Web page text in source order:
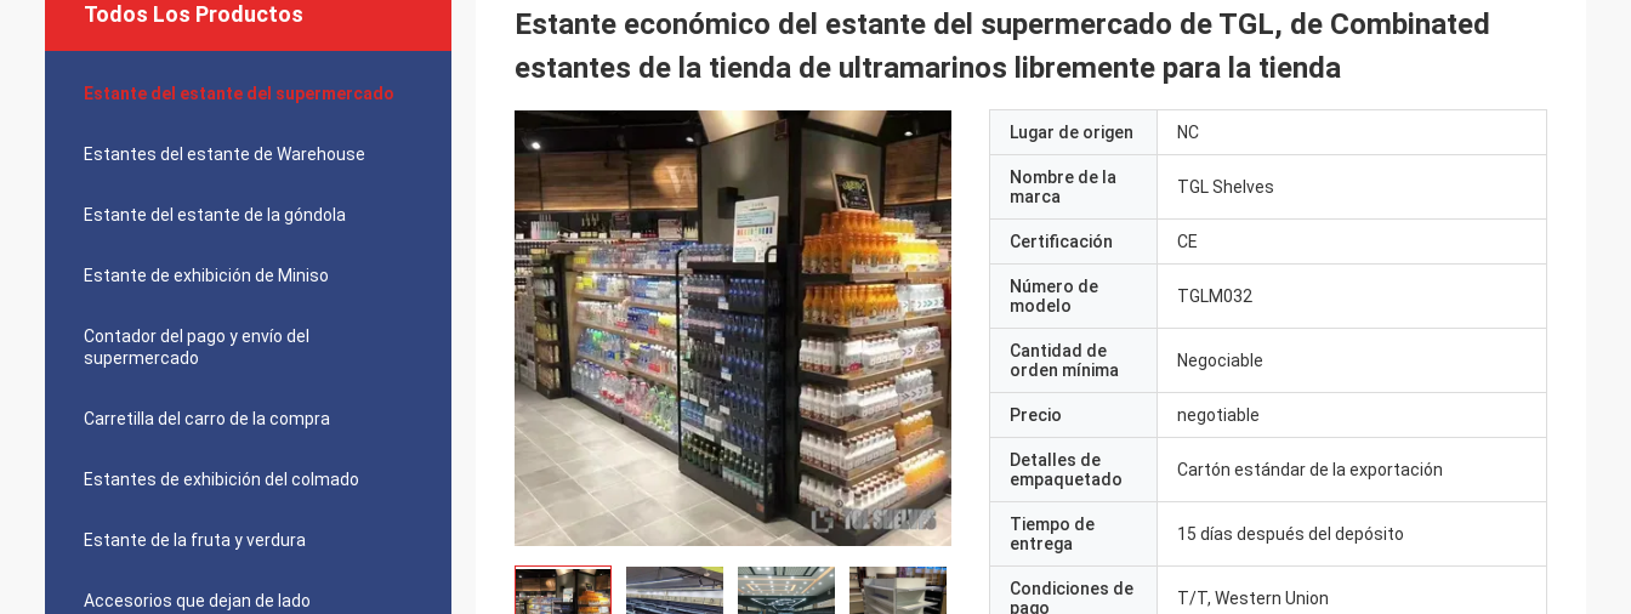
Todos Los Productos
Estante del estante del supermercado
Estantes del estante de Warehouse
Estante del estante de la góndola
Estante de exhibición de Miniso
Contador del pago y envío del
supermercado
Carretilla del carro de la compra
Estantes de exhibición del colmado
Estante de la fruta y verdura
Accesorios que dejan de lado
Estante económico del estante del supermercado de TGL, de Combinated
estantes de la tienda de ultramarinos libremente para la tienda
Lugar de origen NC
Nombre de la
marca
TGL Shelves
Certificación CE
Número de
modelo
TGLM032
Cantidad de
orden mínima
Negociable
Precio negotiable
Detalles de
empaquetado
Cartón estándar de la exportación
Tiempo de
entrega
15 días después del depósito
Condiciones de
pago
T/T, Western Union